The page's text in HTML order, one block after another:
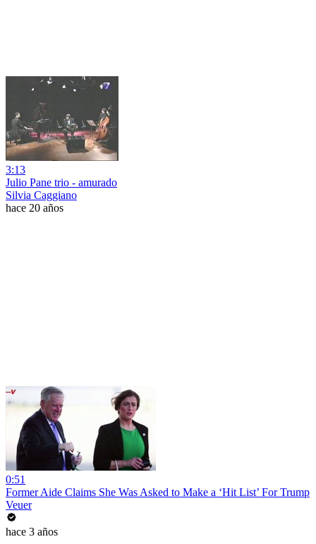
3:13
Julio Pane trio - amurado
Silvia Caggiano
hace 20 años
0:51
Former Aide Claims She Was Asked to Make a ‘Hit List’ For Trump
Veuer
hace 3 años